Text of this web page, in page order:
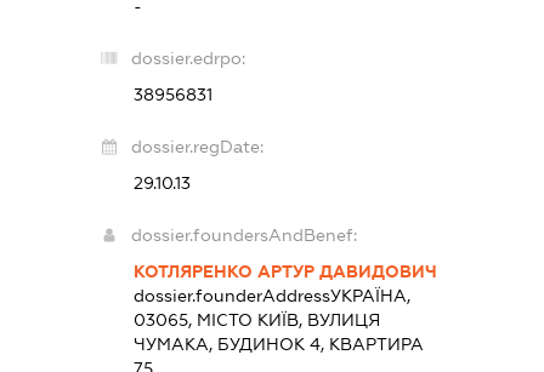
-
dossier.edrpo:
38956831
dossier.regDate:
29.10.13
dossier.foundersAndBenef:
КОТЛЯРЕНКО АРТУР ДАВИДОВИЧ
dossier.founderAddressУКРАЇНА,
03065, МІСТО КИЇВ, ВУЛИЦЯ
ЧУМАКА, БУДИНОК 4, КВАРТИРА